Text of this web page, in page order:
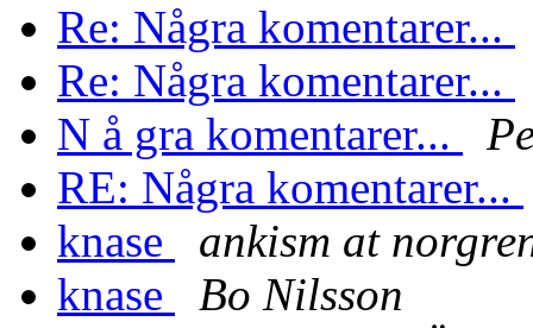
Re: Några komentarer...
Re: Några komentarer...
N å gra komentarer...
RE: Några komentarer...
knase
ankism at
knase
Bo Nilsson